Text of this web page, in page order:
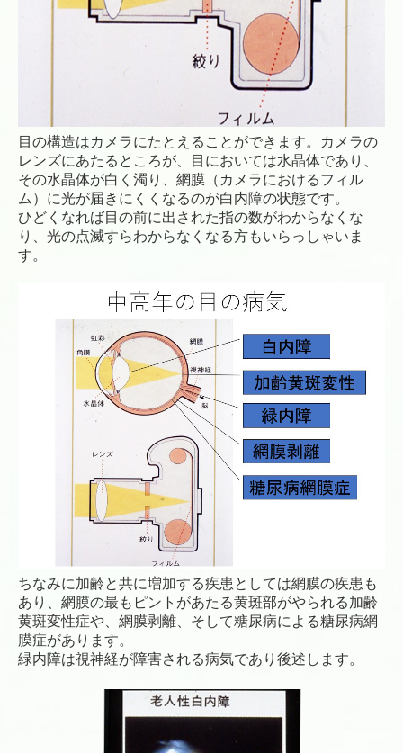
目の構造はカメラにたとえることができます。カメラの
レンズにあたるところが、目においては水晶体であり、
その水晶体が白く濁り、網膜（カメラにおけるフィル
ム）に光が届きにくくなるのが白内障の状態です。
ひどくなれば目の前に出された指の数がわからなくな
り、光の点滅すらわからなくなる方もいらっしゃいま
す。
ちなみに加齢と共に増加する疾患としては網膜の疾患も
あり、網膜の最もピントがあたる黄斑部がやられる加齢
黄斑変性症や、網膜剥離、そして糖尿病による糖尿病網
膜症があります。
緑内障は視神経が障害される病気であり後述します。